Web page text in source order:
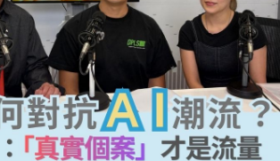
業如何對抗AI潮流？著名MV導演:「真實個